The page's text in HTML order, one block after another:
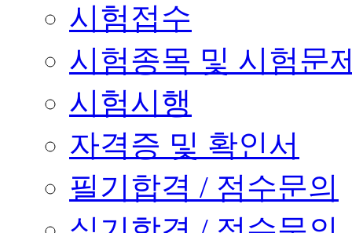
시험접수
시험종목 및 시험문
시험시행
자격증 및 확인서
필기합격 / 점수문의